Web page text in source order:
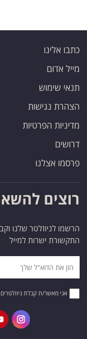
כתבו אלינו
מייל אדום
תנאי שימוש
הצהרת נגישות
מדיניות הפרטיות
דרושים
פרסמו אצלנו
רוצים
הרשמו לניוזלטר שלנו
התקשורת ישרות למייל
אני מאשר/ת קבלת ניוזלטרים